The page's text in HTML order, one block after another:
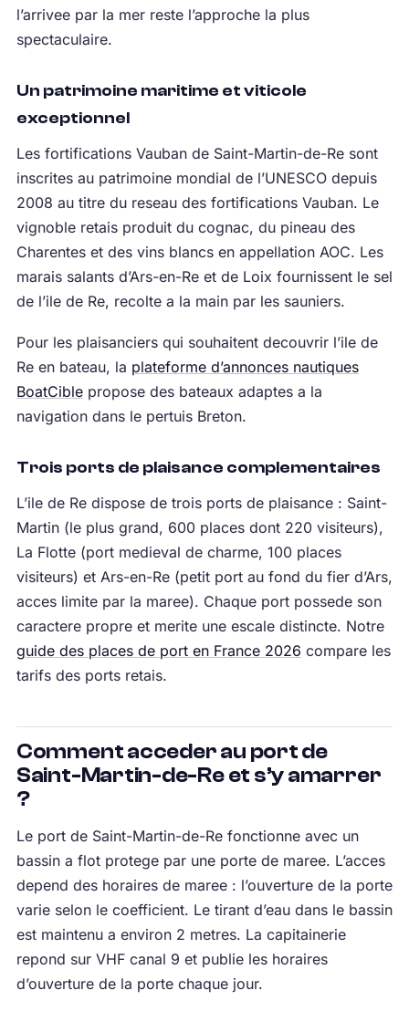
l’arrivee par la mer reste l’approche la plus
spectaculaire.
Un patrimoine maritime et viticole
exceptionnel
Les fortifications Vauban de Saint-Martin-de-Re sont
inscrites au patrimoine mondial de l’UNESCO depuis
2008 au titre du reseau des fortifications Vauban. Le
vignoble retais produit du cognac, du pineau des
Charentes et des vins blancs en appellation AOC. Les
marais salants d’Ars-en-Re et de Loix fournissent le sel
de l’ile de Re, recolte a la main par les sauniers.
Pour les plaisanciers qui souhaitent decouvrir l’ile de
Re en bateau, la plateforme d’annonces nautiques
BoatCiblepropose des bateaux adaptes a la
navigation dans le pertuis Breton.
Trois ports de plaisance complementaires
L’ile de Re dispose de trois ports de plaisance : Saint-
Martin (le plus grand, 600 places dont 220 visiteurs),
La Flotte (port medieval de charme, 100 places
visiteurs) et Ars-en-Re (petit port au fond du fier d’Ars,
acces limite par la maree). Chaque port possede son
caractere propre et merite une escale distincte. Notre
guide des places de port en France 2026 compare les
tarifs des ports retais.
Comment acceder au port de
Saint-Martin-de-Re et s’y amarrer
?
Le port de Saint-Martin-de-Re fonctionne avec un
bassin a flot protege par une porte de maree. L’acces
depend des horaires de maree : l’ouverture de la porte
varie selon le coefficient. Le tirant d’eau dans le bassin
est maintenu a environ 2 metres. La capitainerie
repond sur VHF canal 9 et publie les horaires
d’ouverture de la porte chaque jour.